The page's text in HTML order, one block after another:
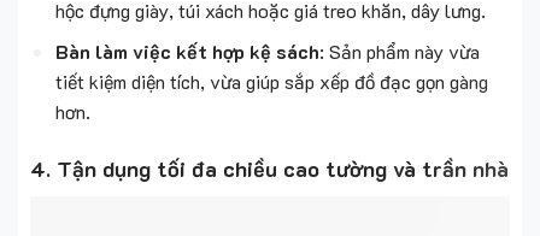
hộc đựng giày, túi xách hoặc giá treo khăn, dây lưng.
Bàn làm việc kết hợp kệ sách: Sản phẩm này vừa
tiết kiệm diện tích, vừa giúp sắp xếp đồ đạc gọn gàng
hơn.
4. Tận dụng tối đa chiều cao tường và trần nhà